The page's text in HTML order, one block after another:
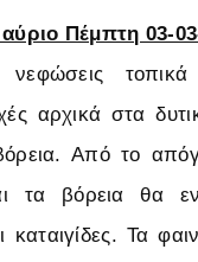
Πέμπτη 03-
νεφώσεις
αρχικά στα
Από το
τα βόρεια θα
καταιγίδες. Τα